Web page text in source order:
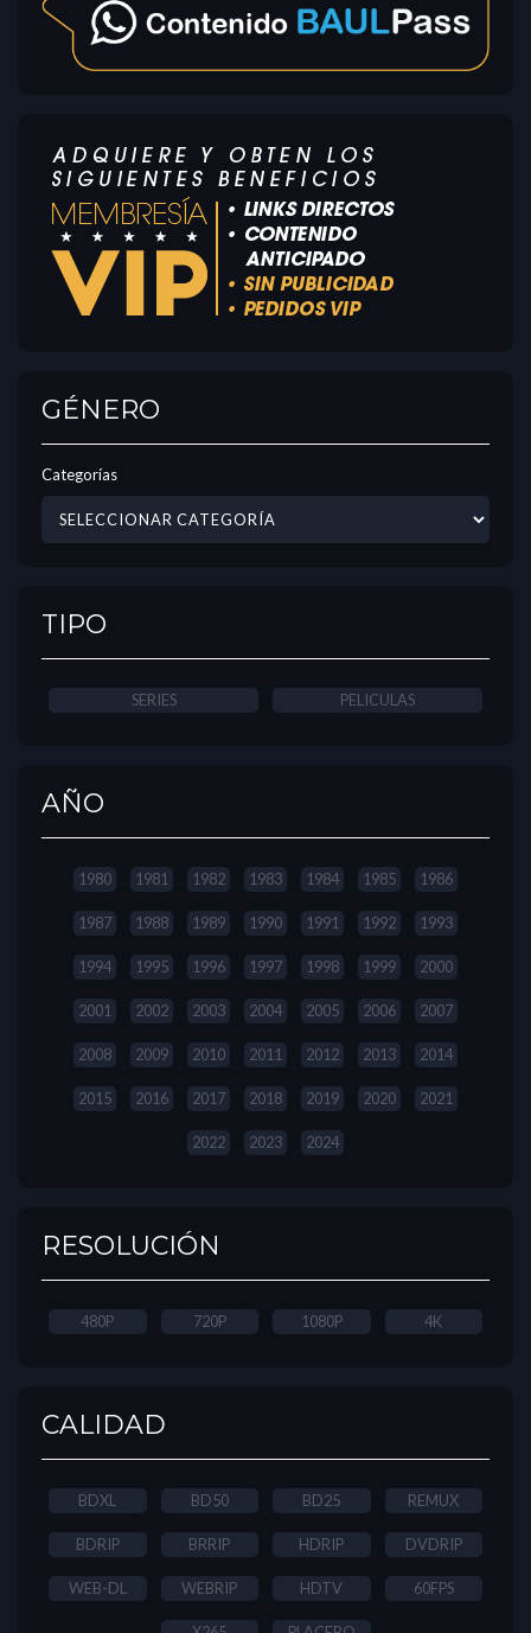
GÉNERO
Categorías
TIPO
SERIES PELICULAS
AÑO
1980 1981 1982 1983 1984 1985 1986
1987 1988 1989 1990 1991 1992 1993
1994 1995 1996 1997 1998 1999 2000
2001 2002 2003 2004 2005 2006 2007
2008 2009 2010 2011 2012 2013 2014
2015 2016 2017 2018 2019 2020 2021
2022 2023 2024
RESOLUCIÓN
480P 720P 1080P 4K
CALIDAD
BDXL BD50 BD25 REMUX
BDRIP BRRIP HDRIP DVDRIP
WEB-DL WEBRIP HDTV 60FPS